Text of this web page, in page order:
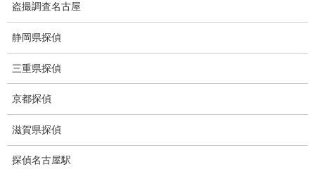
盗撮犯防止対策調査
痴漢防止対策調査
下着窃盗犯防止対策調査
猫犬の捜索
所在調査
盗撮調査名古屋
静岡県探偵
三重県探偵
京都探偵
滋賀県探偵
探偵名古屋駅